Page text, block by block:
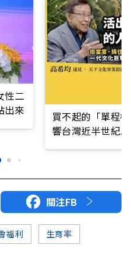
性二
出來
買不起的「單程
響台灣近半世紀
關注FB
福利 生育率